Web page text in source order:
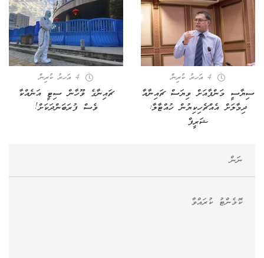
4 އަހރު ކުރިން
ސިޔާސީ މަންފާއަށް ވިޔަސް ޗައިނާއާ
ދިމާލަށް އެއްޗެހިކިޔުން ހުއްޓާލާ:
ޝަރީފް
4 އަހރު ކުރިން
ޗައިނާގެ ވޫހާން ސިޓީ އަނެއްކާ
ވެސް ފުރަބަންދަކަށް!